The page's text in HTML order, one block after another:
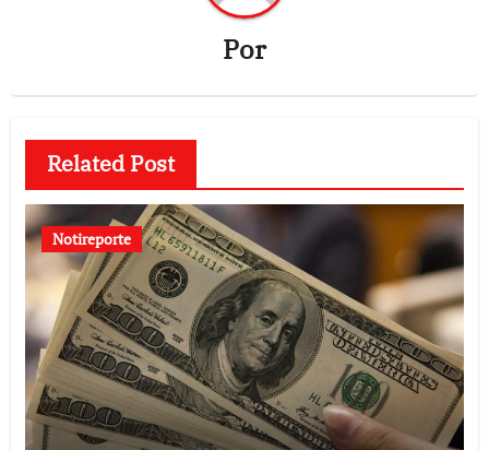
Por
Related Post
Notireporte